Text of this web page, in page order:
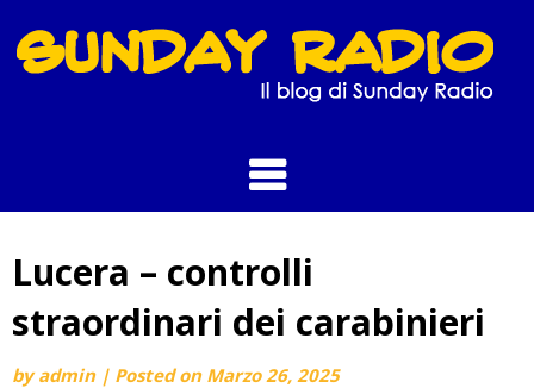
to
content
Lucera – controlli
straordinari dei carabinieri
byadmin | Posted on Marzo 26, 2025